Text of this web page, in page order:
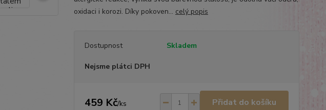
oxidaci i korozi. Díky pokoven... celý popis
Dostupnost Skladem
Nejsme plátci DPH
459 Kč/ks Přidat do košíku